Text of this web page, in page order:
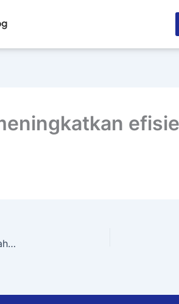
Apakah modul GIAT dapat disesuaikan dengan kebutuhan perusahaan?